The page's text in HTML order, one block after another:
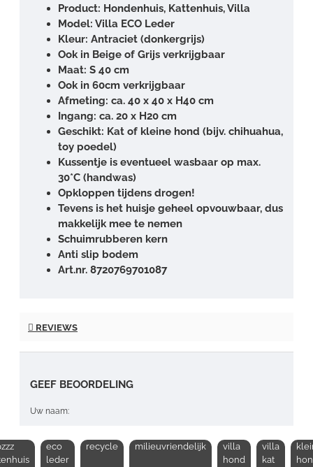
Product: Hondenhuis, Kattenhuis, Villa
Model: Villa ECO Leder
Kleur: Antraciet (donkergrijs)
Ook in Beige of Grijs verkrijgbaar
Maat: S 40 cm
Ook in 60cm verkrijgbaar
Afmeting: ca. 40 x 40 x H40 cm
Ingang: ca. 20 x H20 cm
Geschikt: Kat of kleine hond (bijv. chihuahua,
toy poedel)
Kussentje is eventueel wasbaar op max.
30*C (handwas)
Opkloppen tijdens drogen!
Tevens is het huisje geheel opvouwbaar, dus
makkelijk mee te nemen
Schuimrubberen kern
Anti slip bodem
Art.nr. 8720769701087
REVIEWS
GEEF BEOORDELING
Uw naam:
eco
leder
recycle milieuvriendelijk
villa
hond
villa
kat